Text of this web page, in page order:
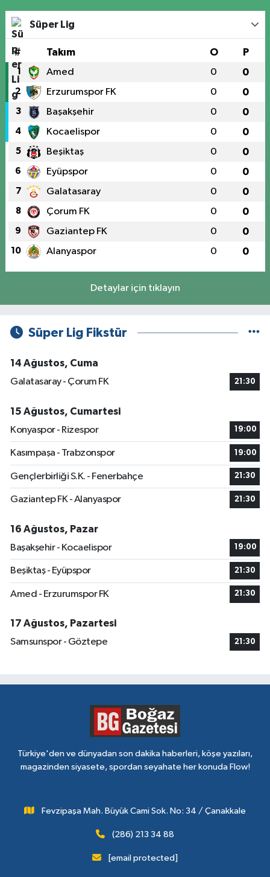
Süper Lig
# Takım O P
1 Amed 0 0
2 Erzurumspor FK 0 0
3 Başakşehir 0 0
4 Kocaelispor 0 0
5 Beşiktaş 0 0
6 Eyüpspor 0 0
7 Galatasaray 0 0
8 Çorum FK 0 0
9 Gaziantep FK 0 0
10 Alanyaspor 0 0
Detaylar için tıklayın
Süper Lig Fikstür
14 Ağustos, Cuma
Galatasaray - Çorum FK
21:30
15 Ağustos, Cumartesi
Konyaspor - Rizespor
19:00
Kasımpaşa - Trabzonspor 19:00
Gençlerbirliği S.K. - Fenerbahçe 21:30
Gaziantep FK - Alanyaspor 21:30
16 Ağustos, Pazar
Başakşehir - Kocaelispor
19:00
Beşiktaş - Eyüpspor 21:30
Amed - Erzurumspor FK 21:30
17 Ağustos, Pazartesi
Samsunspor - Göztepe
21:30
Türkiye'den ve dünyadan son dakika haberleri, köşe yazıları,
magazinden siyasete, spordan seyahate her konuda Flow!
Fevzipaşa Mah. Büyük Cami Sok. No: 34 / Çanakkale
(286) 213 34 88
[email protected]